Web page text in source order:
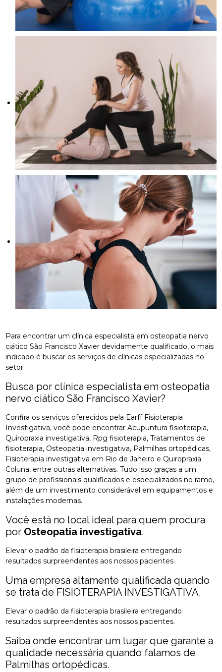
Para encontrar um clínica especialista em osteopatia nervo
ciático São Francisco Xavier devidamente qualificado, o mais
indicado é buscar os serviços de clínicas especializadas no
setor.
Busca por clínica especialista em osteopatia
nervo ciático São Francisco Xavier?
Confira os serviços oferecidos pela Earff Fisioterapia
Investigativa, você pode encontrar Acupuntura fisioterapia,
Quiropraxia investigativa, Rpg fisioterapia, Tratamentos de
fisioterapia, Osteopatia investigativa, Palmilhas ortopédicas,
Fisioterapia investigativa em Rio de Janeiro e Quiropraxia
Coluna, entre outras alternativas. Tudo isso graças a um
grupo de profissionais qualificados e especializados no ramo,
além de um investimento considerável em equipamentos e
instalações modernas.
Você está no local ideal para quem procura
por Osteopatia investigativa.
Elevar o padrão da fisioterapia brasileira entregando
resultados surpreendentes aos nossos pacientes.
Uma empresa altamente qualificada quando
se trata de FISIOTERAPIA INVESTIGATIVA.
Elevar o padrão da fisioterapia brasileira entregando
resultados surpreendentes aos nossos pacientes.
Saiba onde encontrar um lugar que garante a
qualidade necessária quando falamos de
Palmilhas ortopédicas.